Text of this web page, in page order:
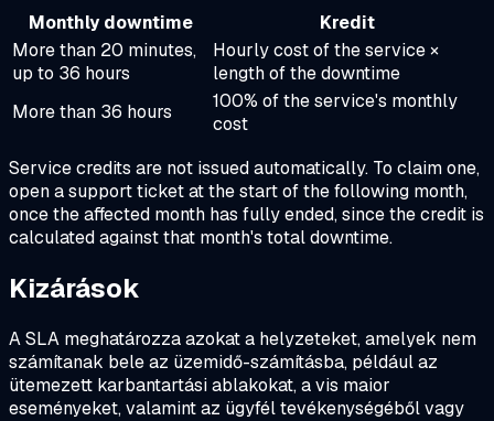
Monthly downtime
Kredit
More than 20 minutes,
up to 36 hours
Hourly cost of the service ×
length of the downtime
More than 36 hours
100% of the service's monthly
cost
Service credits are not issued automatically. To claim one,
open a support ticket at the start of the following month,
once the affected month has fully ended, since the credit is
calculated against that month's total downtime.
Kizárások
A SLA meghatározza azokat a helyzeteket, amelyek nem
számítanak bele az üzemidő-számításba, például az
ütemezett karbantartási ablakokat, a vis maior
eseményeket, valamint az ügyfél tevékenységéből vagy